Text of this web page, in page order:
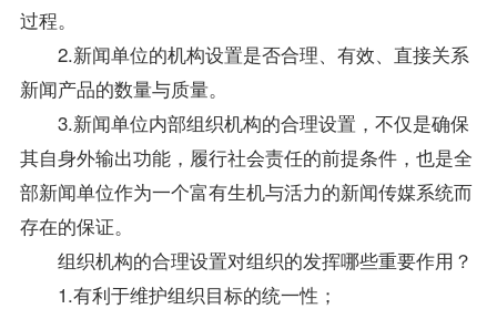
过程。
2.新闻单位的机构设置是否合理、有效、直接关系
新闻产品的数量与质量。
3.新闻单位内部组织机构的合理设置，不仅是确保
其自身外输出功能，履行社会责任的前提条件，也是全
部新闻单位作为一个富有生机与活力的新闻传媒系统而
存在的保证。
组织机构的合理设置对组织的发挥哪些重要作用？
1.有利于维护组织目标的统一性；